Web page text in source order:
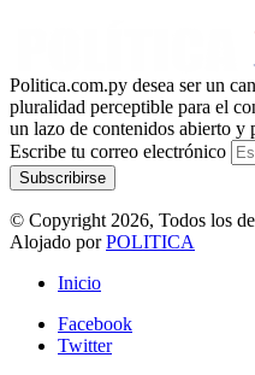
Politica.com.py desea ser un
pluralidad perceptible para el
un lazo de contenidos abierto y
Escribe tu correo electrónico
© Copyright 2026, Todos los
Alojado porPOLITICA
Inicio
Facebook
Twitter